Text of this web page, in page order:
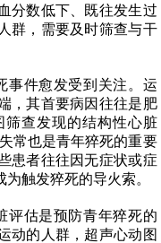
分数低下、既往发生过
群，需要及时筛查与干
事件愈发受到关注。运
，其首要病因往往是肥
筛查发现的结构性心脏
常也是青年猝死的重要
患者往往因无症状或症
触发猝死的导火索。
评估是预防青年猝死的
动的人群，超声心动图